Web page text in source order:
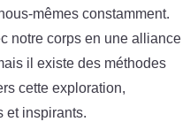
mêmes constamment.
notre corps en une alliance
il existe des méthodes
cette exploration,
et inspirants.